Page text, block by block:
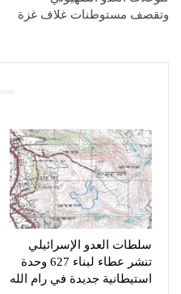
وتقصف مستوطنات غلاف غزة
سلطات العدو الإسرائيلي
تنشر عطاء لبناء 627 وحدة
استيطانية جديدة في رام الله